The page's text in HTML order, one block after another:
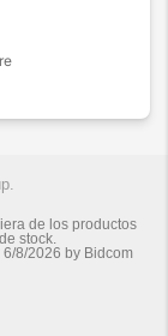
de los productos
stock.
6/8/2026 by Bidcom